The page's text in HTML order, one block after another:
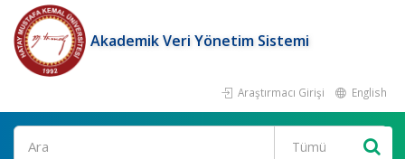
Akademik Veri Yönetim Sistemi
Araştırmacı Girişi English
Ara